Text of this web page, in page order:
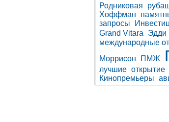
Родниковая
Хоффман
запросы
Grand Vitara
международные
Моррисон
ПМЖ
лучшие открытие
Кинопремьеры